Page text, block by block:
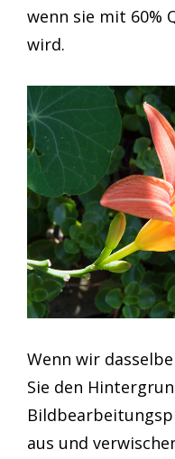
wenn sie mit
wird.
Wenn wir
Sie den
aus und